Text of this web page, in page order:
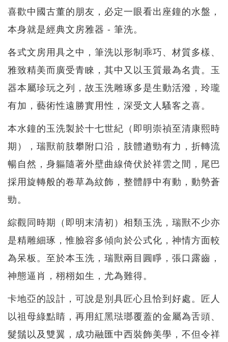
喜歡中國古董的朋友，必定一眼看出座鐘的水盤，
本身就是經典文房雅器 - 筆洗。
各式文房用具之中，筆洗以形制乖巧、材質多樣、
雅致精美而廣受青睞，其中又以玉質最為名貴。玉
器本屬珍玩之列，故玉洗雕琢多是生動活潑，玲瓏
有加，藝術性遠勝實用性，深受文人騷客之喜。
本水鐘的玉洗製於十七世紀（即明崇禎至清康熙時
期），瑞獸前肢攀附口沿，肢體遒勁有力，折轉流
暢自然，身軀隨著外壁曲線倚伏於祥雲之間，尾巴
採用旋轉般的卷草為紋飾，整體靜中有動，動勢蒼
勁。
綜觀同時期（即明末清初）相類玉洗，瑞獸不少亦
是精雕細琢，惟臉容多傾向於公式化，神情方面較
為呆板。至於本玉洗，瑞獸兩目圓睜，張口露齒，
神態逼肖，栩栩如生，尤為難得。
卡地亞的設計，可說是別具匠心且恰到好處。匠人
以祖母綠點睛，再用紅黑琺瑯覆蓋的金屬為舌頭、
髮鬚以及雙翼，成功融匯中西裝飾美學，不但令祥